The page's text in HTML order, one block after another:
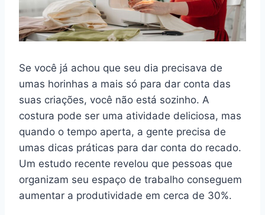
Se você já achou que seu dia precisava de
umas horinhas a mais só para dar conta das
suas criações, você não está sozinho. A
costura pode ser uma atividade deliciosa, mas
quando o tempo aperta, a gente precisa de
umas dicas práticas para dar conta do recado.
Um estudo recente revelou que pessoas que
organizam seu espaço de trabalho conseguem
aumentar a produtividade em cerca de 30%.